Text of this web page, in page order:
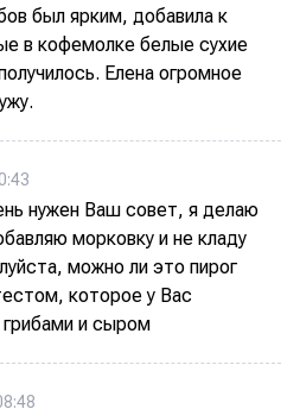
был ярким, добавила к
в кофемолке белые сухие
Елена огромное
нужен Ваш совет, я делаю
морковку и не кладу
можно ли это пирог
которое у Вас
грибами и сыром